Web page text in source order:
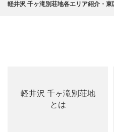
軽井沢 千ヶ滝別荘地各エリア紹介・東
軽井沢 千ヶ滝別荘地
とは